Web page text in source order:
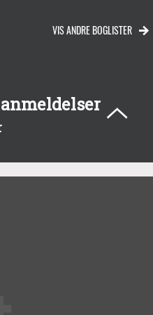
VIS ANDRE BOGLISTER